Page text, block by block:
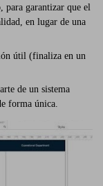
para garantizar que el
en lugar de una
útil (finaliza en un
de un sistema
forma única.